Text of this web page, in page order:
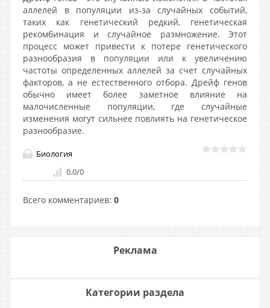
аллелей в популяции из-за случайных событий,
таких как генетический редкий, генетическая
рекомбинация и случайное размножение. Этот
процесс может привести к потере генетического
разнообразия в популяции или к увеличению
частоты определенных аллелей за счет случайных
факторов, а не естественного отбора. Дрейф генов
обычно имеет более заметное влияние на
малочисленные популяции, где случайные
изменения могут сильнее повлиять на генетическое
разнообразие.
Биология
0.0/0
Всего комментариев: 0
Реклама
Категории раздела